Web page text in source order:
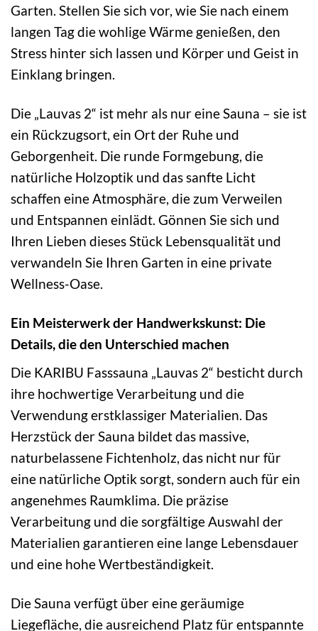
Garten. Stellen Sie sich vor, wie Sie nach einem
langen Tag die wohlige Wärme genießen, den
Stress hinter sich lassen und Körper und Geist in
Einklang bringen.
Die „Lauvas 2“ ist mehr als nur eine Sauna – sie ist
ein Rückzugsort, ein Ort der Ruhe und
Geborgenheit. Die runde Formgebung, die
natürliche Holzoptik und das sanfte Licht
schaffen eine Atmosphäre, die zum Verweilen
und Entspannen einlädt. Gönnen Sie sich und
Ihren Lieben dieses Stück Lebensqualität und
verwandeln Sie Ihren Garten in eine private
Wellness-Oase.
Ein Meisterwerk der Handwerkskunst: Die
Details, die den Unterschied machen
Die KARIBU Fasssauna „Lauvas 2“ besticht durch
ihre hochwertige Verarbeitung und die
Verwendung erstklassiger Materialien. Das
Herzstück der Sauna bildet das massive,
naturbelassene Fichtenholz, das nicht nur für
eine natürliche Optik sorgt, sondern auch für ein
angenehmes Raumklima. Die präzise
Verarbeitung und die sorgfältige Auswahl der
Materialien garantieren eine lange Lebensdauer
und eine hohe Wertbeständigkeit.
Die Sauna verfügt über eine geräumige
Liegefläche, die ausreichend Platz für entspannte